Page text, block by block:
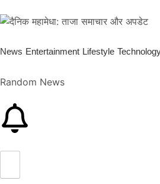
News Entertainment Lifestyle
Random News